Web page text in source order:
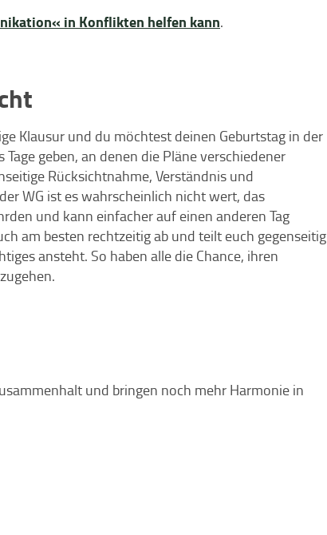
in Konflikten helfen kann.
Klausur und du möchtest deinen Geburtstag in der
geben, an denen die Pläne verschiedener
Rücksichtnahme, Verständnis und
WG ist es wahrscheinlich nicht wert, das
und kann einfacher auf einen anderen Tag
am besten rechtzeitig ab und teilt euch gegenseitig
ansteht. So haben alle die Chance, ihren
und bringen noch mehr Harmonie in